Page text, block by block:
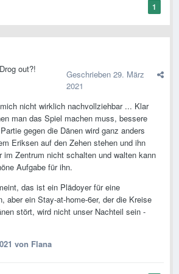
1
out?! Geschrieben 29. März
2021
nicht wirklich nachvollziehbar ... Klar
man das Spiel machen muss, bessere
gegen die Dänen wird ganz anders
Eriksen auf den Zehen stehen und ihn
im Zentrum nicht schalten und walten kann
Aufgabe für ihn.
das ist ein Plädoyer für eine
aber ein Stay-at-home-6er, der die Kreise
stört, wird nicht unser Nachteil sein -
von Flana